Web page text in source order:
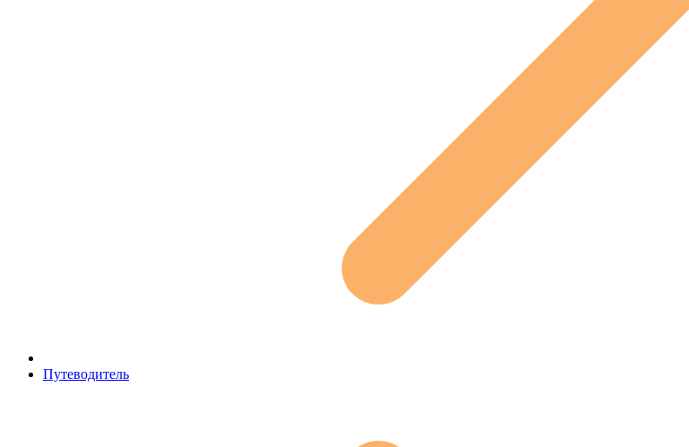
Путеводитель